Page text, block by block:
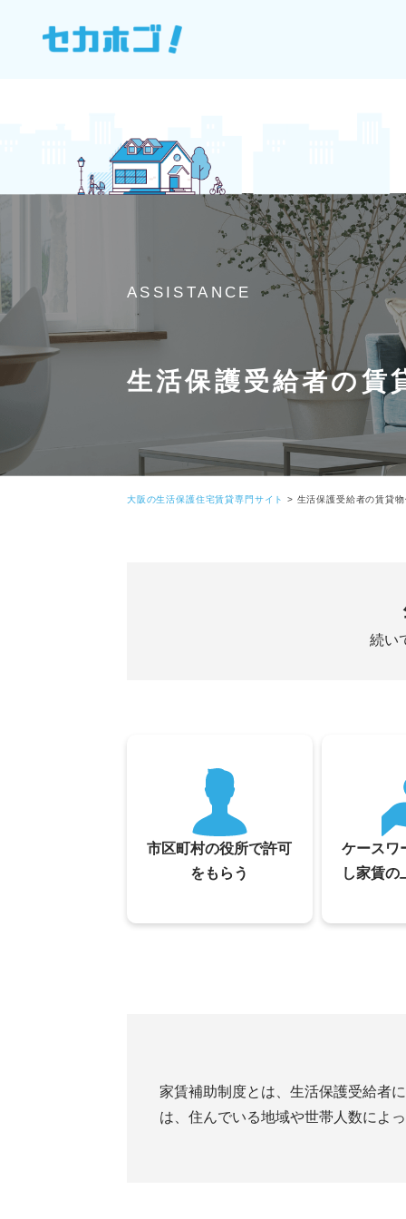
ASSISTANCE
生活保護受給者の賃
大阪の生活保護住宅賃貸専門サイト > 生活保護受給者の賃貸
続い
市区町村の役所で許可
をもらう
ケースワ
し家賃の
家賃補助制度とは、生活保護受給者
は、住んでいる地域や世帯人数によ